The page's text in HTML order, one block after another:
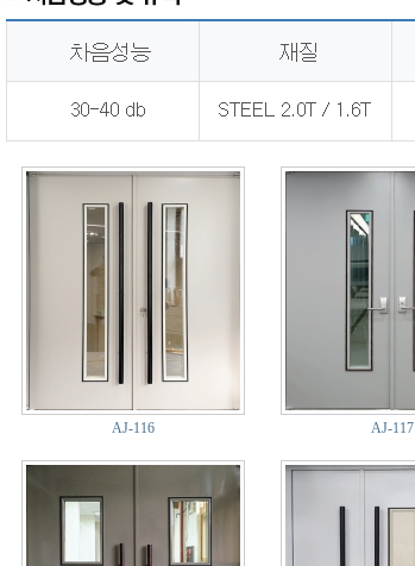
AJ-116 AJ-117